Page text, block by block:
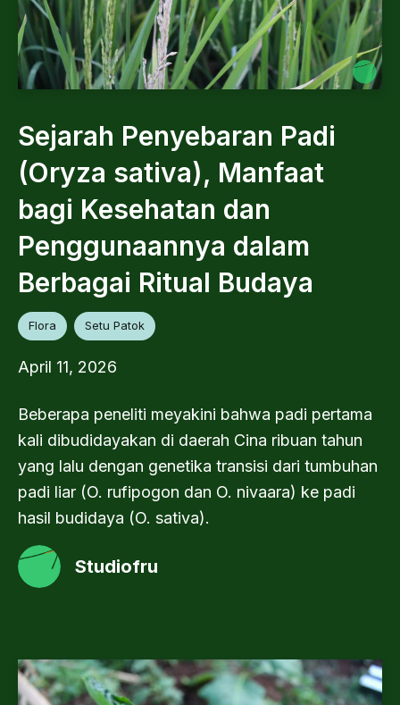
Sejarah Penyebaran Padi
(Oryza sativa), Manfaat
bagi Kesehatan dan
Penggunaannya dalam
Berbagai Ritual Budaya
Flora Setu Patok
April 11, 2026
Beberapa peneliti meyakini bahwa padi pertama
kali dibudidayakan di daerah Cina ribuan tahun
yang lalu dengan genetika transisi dari tumbuhan
padi liar (O. rufipogon dan O. nivaara) ke padi
hasil budidaya (O. sativa).
Studiofru